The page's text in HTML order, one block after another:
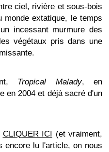
ciel, rivière et sous-bois
monde extatique, le temps
incessant murmure des
végétaux pris dans une
Tropical Malady, en
en 2004 et déjà sacré d'un
CLIQUER ICI (et vraiment,
encore lu l'article, on nous